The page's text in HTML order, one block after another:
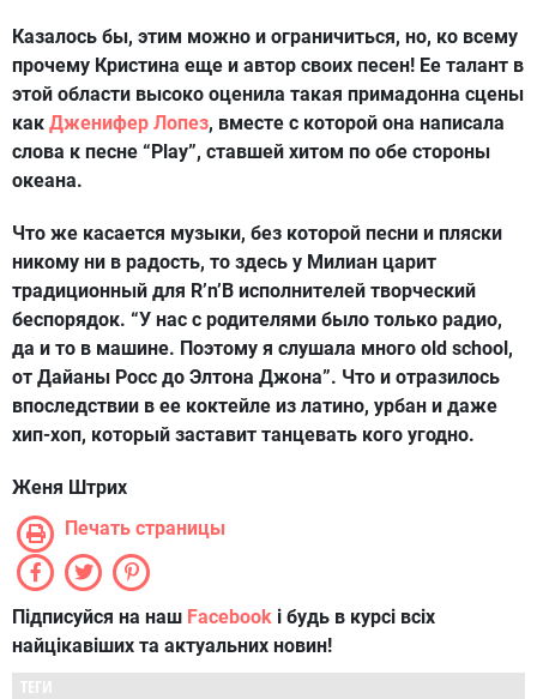
Казалось бы, этим можно и ограничиться, но, ко всему
прочему Кристина еще и автор своих песен! Ее талант в
этой области высоко оценила такая примадонна сцены
как Дженифер Лопез, вместе с которой она написала
слова к песне “Play”, ставшей хитом по обе стороны
океана.
Что же касается музыки, без которой песни и пляски
никому ни в радость, то здесь у Милиан царит
традиционный для R’n’B исполнителей творческий
беспорядок. “У нас с родителями было только радио,
да и то в машине. Поэтому я слушала много old school,
от Дайаны Росс до Элтона Джона”. Что и отразилось
впоследствии в ее коктейле из латино, урбан и даже
хип-хоп, который заставит танцевать кого угодно.
Женя Штрих
Печать страницы
Підписуйся на наш Facebook і будь в курсі всіх
найцікавіших та актуальних новин!
ТЕГИ